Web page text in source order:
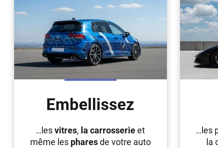
Great
Grecav
Gwm
Holden
Hyundai
Embellissez
…lesvitres, la carrosserieet
même les pharesde votre auto
…les
la